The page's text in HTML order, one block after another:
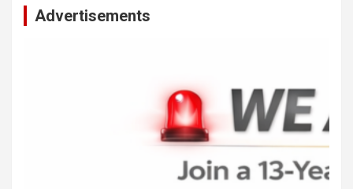
Advertisements